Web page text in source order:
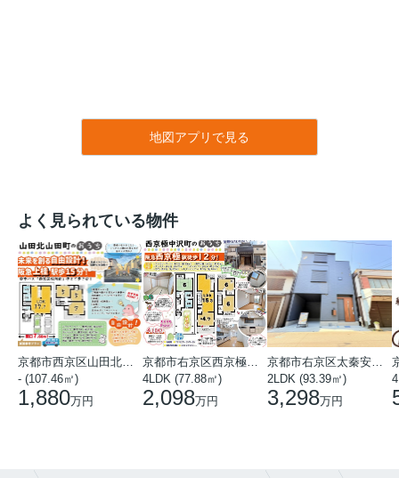
地図アプリで見る
よく見られている物件
- (107.46㎡)
1,880万円
4LDK (77.88㎡)
2,098万円
2LDK (93.39㎡)
3,298万円